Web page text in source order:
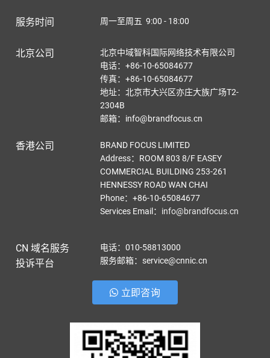
服务时间 周一至周五 9:00 - 18:00
北京公司
北京中域智科国际网络技术有限公司
电话：+86-10-65084677
传真：+86-10-65084677
地址：北京市大兴区亦庄大族广场T2-
2304B
邮箱：info@brandfocus.cn
香港公司
BRAND FOCUS LIMITED
Address：ROOM 803 8/F EASEY
COMMERCIAL BUILDING 253-261
HENNESSY ROAD WAN CHAI
Phone：+86-10-65084677
Services Email ： info@brandfocus.cn
CN 域名服务
投诉平台
电话：010-58813000
服务邮箱：service@cnnic.cn
立即咨询